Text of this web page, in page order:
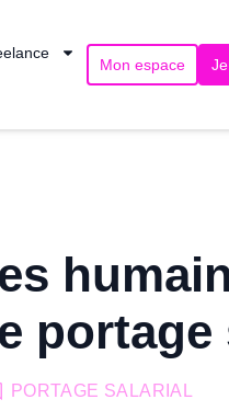
Mon espace
portage
PORTAGE SALARIAL